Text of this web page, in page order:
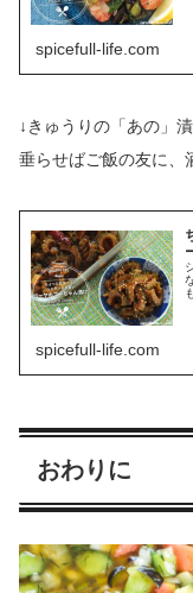
spicefull-life.com
↓きゅうりの「あの」
垂らせばご飯の友に、
spicefull-life.com
おわりに